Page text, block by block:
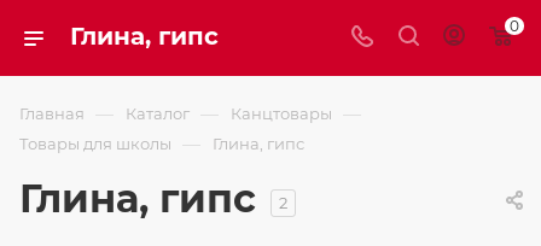
Глина, гипс 0
Главная — Каталог — Канцтовары —
Товары для школы — Глина, гипс
Глина, гипс 2